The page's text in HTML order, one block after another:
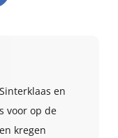
en
voor op de
kregen